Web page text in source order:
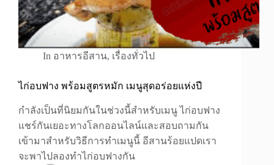
In อาหารอีสาน, เรื่องทั่วไป
ไก่อบฟาง พร้อมสูตรหมัก เมนูสุดอร่อยแห่งปี
กำลังเป็นที่นิยมกันในช่วงนี้สำหรับเมนู ไก่อบฟาง
แชร์กันเยอะทางโลกออนไลน์และสอบถามกัน
เข้ามาสำหรับวิธีการทำเมนูนี้ อีสานร้อยแปดเรา
จะพาไปลองทำไก่อบฟางกัน